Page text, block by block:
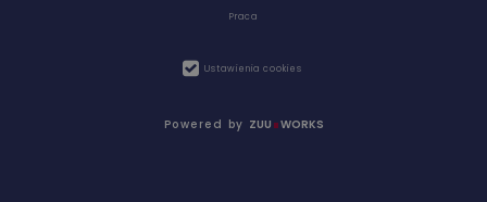
Praca
Ustawienia cookies
Powered by ZUU WORKS